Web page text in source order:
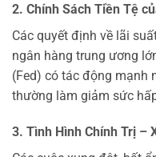
2. Chính Sách Tiền Tệ
Các quyết định về lãi
ngân hàng trung ương
(Fed) có tác động mạnh
thường làm giảm sức
3. Tình Hình Chính Trị –